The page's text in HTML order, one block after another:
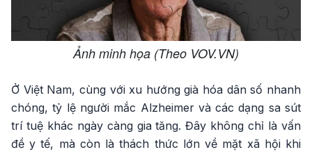
Ảnh minh họa (Theo VOV.VN)
Ở Việt Nam, cùng với xu hướng già hóa dân số nhanh
chóng, tỷ lệ người mắc Alzheimer và các dạng sa sút
trí tuệ khác ngày càng gia tăng. Đây không chỉ là vấn
đề y tế, mà còn là thách thức lớn về mặt xã hội khi